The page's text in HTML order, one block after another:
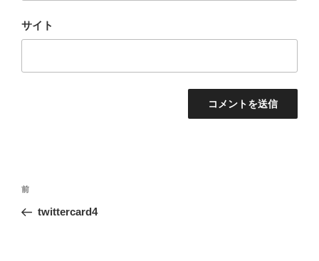
サイト
投
ナ
前
の
前
twittercard4